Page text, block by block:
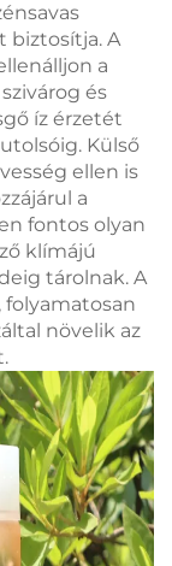
biztosítja. A
a
és
íz érzetét
Külső
ellen is
a
fontos olyan
klímájú
tárolnak. A
folyamatosan
növelik az